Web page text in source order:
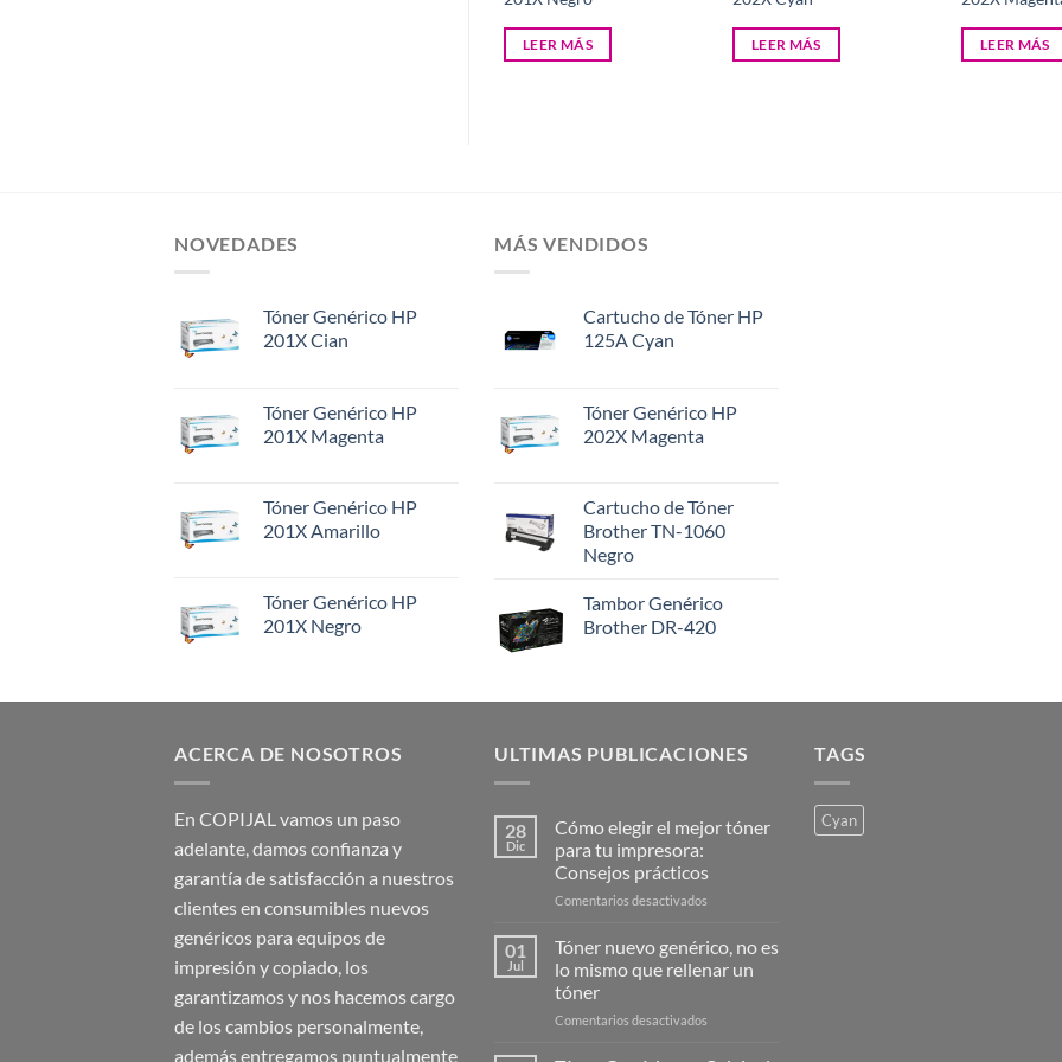
LEER MÁS LEER MÁS LEER MÁS
NOVEDADES
Tóner Genérico HP
201X Cian
Tóner Genérico HP
201X Magenta
Tóner Genérico HP
201X Amarillo
Tóner Genérico HP
201X Negro
MÁS VENDIDOS
Cartucho de Tóner HP
125A Cyan
Tóner Genérico HP
202X Magenta
Cartucho de Tóner
Brother TN-1060
Negro
Tambor Genérico
Brother DR-420
ACERCA DE NOSOTROS
En COPIJAL vamos un paso
adelante, damos confianza y
garantía de satisfacción a nuestros
clientes en consumibles nuevos
genéricos para equipos de
impresión y copiado, los
garantizamos y nos hacemos cargo
de los cambios personalmente,
además entregamos puntualmente
ULTIMAS PUBLICACIONES
28
Dic
Cómo elegir el mejor tóner
para tu impresora:
Consejos prácticos
Comentarios desactivados
elegir
el
mejor
01
Jul
Tóner nuevo genérico, no es
lo mismo que rellenar un
tóner
Comentarios desactivados
nuevo
TAGS
Cyan